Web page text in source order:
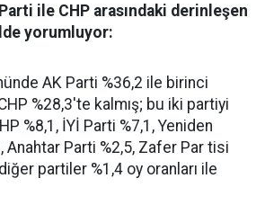
ile CHP arasındaki derinleşen
yorumluyor:
AK Parti %36,2 ile birinci
%28,3'te kalmış; bu iki partiyi
%8,1, İYİ Parti %7,1, Yeniden
Anahtar Parti %2,5, Zafer Par tisi
partiler %1,4 oy oranları ile